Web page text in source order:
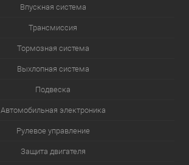
Впускная система
Трансмиссия
Тормозная система
Выхлопная система
Подвеска
Автомобильная электроника
Рулевое управление
Защита двигателя